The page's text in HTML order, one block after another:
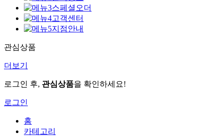
스페셜오더
고객센터
지점안내
관심상품
더보기
로그인 후, 관심상품을 확인하세요!
로그인
홈
카테고리